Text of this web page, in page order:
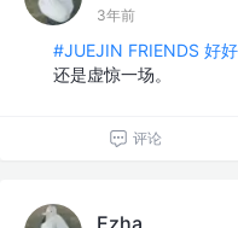
3年前
#JUEJIN FRIENDS 好
还是虚惊一场。
评论
Ezha